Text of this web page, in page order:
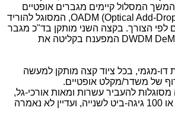
המסלול קיימים מגברים אופטיים
OADM (Optical Add-, המסוגל להוריד
לפי הצורך. בקצה השני מותקן בד"כ מגבר
DWDM המפענח בקליטה את
מגמי, בכל ציוד קצה מותקן למעשה
של משדר/מקלט אופטיים.
להעביר עשרות ומאות אורכי-גל,
כל אחד בקיבול של 10 או 100 גיגה-ביט לשנייה, ועדיין לא נאמרה